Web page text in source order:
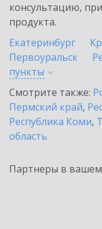
консультацию,
продукта.
Екатеринбург
Первоуральск
пункты
Смотрите также:
Пермский край,
Республика Коми,
область
Партнеры в вашем